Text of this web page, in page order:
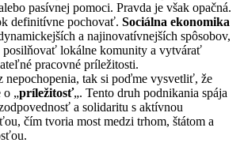
pasívnej pomoci. Pravda je však opačná.
definitívne pochovať. Sociálna ekonomika
a najinovatívnejších spôsobov,
lokálne komunity a vytvárať
pracovné príležitosti.
nepochopenia, tak si poďme vysvetliť, že
o „príležitosť„. Tento druh podnikania spája
a solidaritu s aktívnou
čím tvoria most medzi trhom, štátom a